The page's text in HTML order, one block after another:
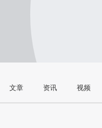
文章 资讯 视频